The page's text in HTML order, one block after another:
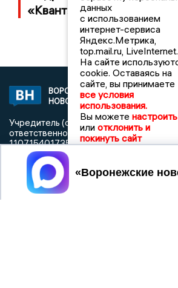
«Квант» с заводом в
ВОРОНЕЖСКИЕ
НОВОСТИ
2019 ©
«Воронежские
Учредитель (соучредители): Общество
ответственностью "РЕГИОНАЛЬНЫЕ
1107154017354)
Главный редактор: Пирогов А.А.
Телефон редакции: +7 (473) 262 77 92
Электронная почта редакции:
данных
с использованием
интернет-сервиса
Яндекс.Метрика,
top.mail.ru, LiveInternet.
На сайте
cookie. Оставаясь на
сайте, вы принимаете
все условия
использования.
Вы можете настроить
или отклонить и
покинуть сайт
Принять